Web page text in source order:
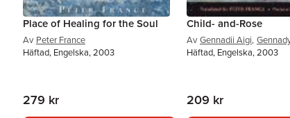
Place of Healing for the Soul
Av Peter France
Häftad, Engelska, 2003
279 kr
Child- and-Rose
Av Gennadii Aigi,
Häftad, Engelska, 2003
209 kr